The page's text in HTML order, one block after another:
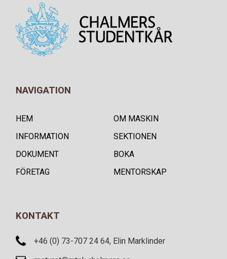
NAVIGATION
HEM
OM MASKIN
INFORMATION
SEKTIONEN
DOKUMENT
BOKA
FÖRETAG
MENTORSKAP
KONTAKT
+46 (0) 73-707 24 64, Elin Marklinder